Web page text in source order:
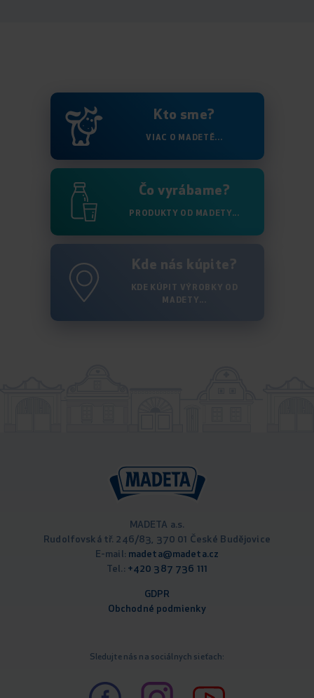
Kto sme?
VIAC O MADETĚ...
Čo vyrábame?
PRODUKTY OD MADETY...
Kde nás kúpite?
KDE KÚPIT VÝROBKY OD
MADETY...
MADETA a.s.
Rudolfovská tř. 246/83, 370 01 České Budějovice
E-mail: madeta@madeta.cz
Tel.: +420 387 736 111
GDPR
Obchodné podmienky
Sledujte nás na sociálnych sieťach: